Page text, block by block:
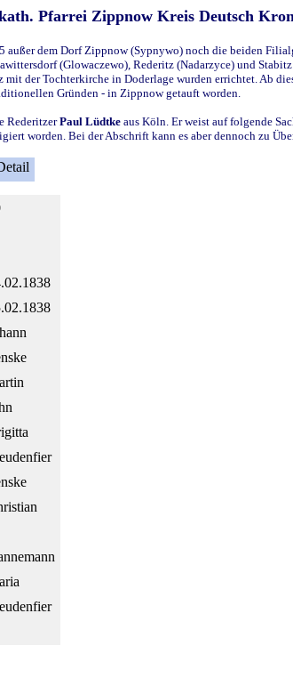
Pfarrei Zippnow Kreis Deutsch
außer dem Dorf Zippnow (Sypnywo) noch die beiden
(Glowaczewo), Rederitz (Nadarzyce) und
der Tochterkirche in Doderlage wurden errichtet. Ab
Gründen - in Zippnow getauft worden.
RederitzerPaul Lüdtke aus Köln. Er weist auf folgende
worden. Bei der Abschrift kann es aber dennoch zu